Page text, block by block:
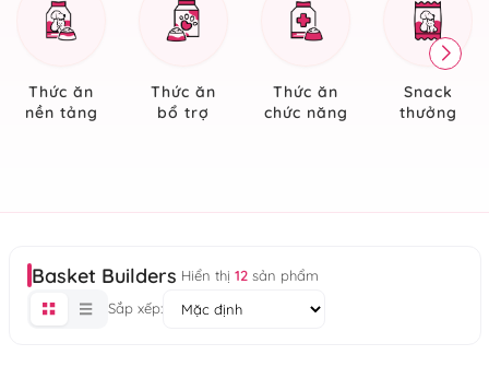
Thức ăn
nền tảng
Thức ăn
bổ trợ
Thức ăn
chức năng
Snack
thưởng
Basket Builders Hiển thị 12sản phẩm
Sắp xếp: